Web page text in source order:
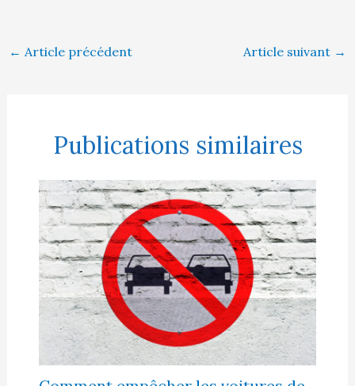
← Article précédent Article suivant →
Publications similaires